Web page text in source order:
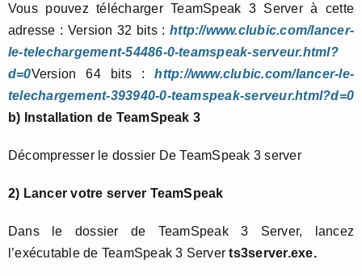
Vous pouvez télécharger TeamSpeak 3 Server à cette
adresse : Version 32 bits : http://www.clubic.com/lancer-
le-telechargement-54486-0-teamspeak-serveur.html?
d=0Version 64 bits : http://www.clubic.com/lancer-le-
telechargement-393940-0-teamspeak-serveur.html?d=0
b) Installation de TeamSpeak 3
Décompresser le dossier De TeamSpeak 3 server
2) Lancer votre server TeamSpeak
Dans le dossier de TeamSpeak 3 Server, lancez
l’exécutable de TeamSpeak 3 Serverts3server.exe.